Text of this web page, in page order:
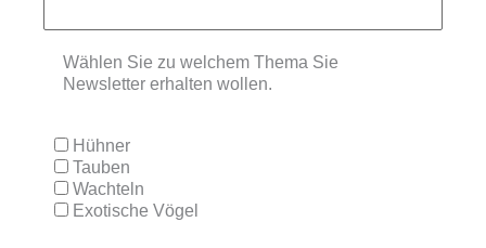
Wählen Sie zu welchem Thema Sie
Newsletter erhalten wollen.
Hühner
Tauben
Wachteln
Exotische Vögel